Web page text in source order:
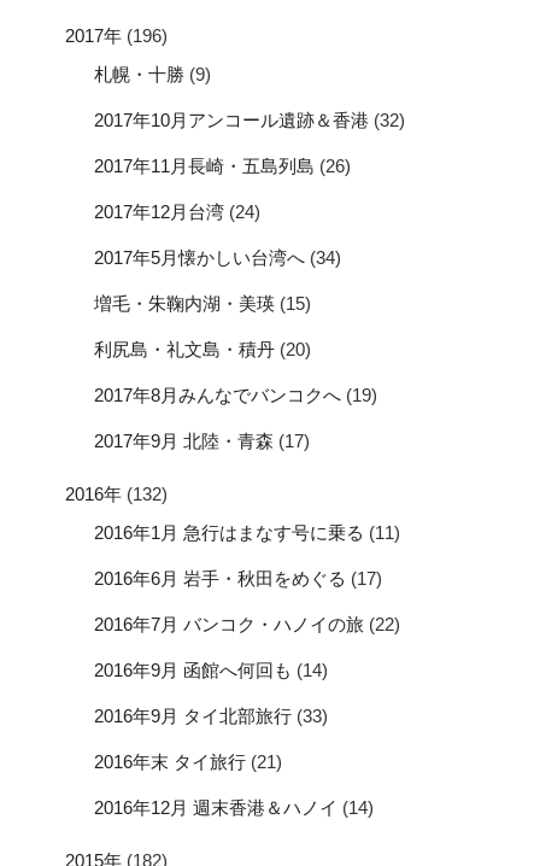
2017年 (196)
札幌・十勝 (9)
2017年10月アンコール遺跡＆香港 (32)
2017年11月長崎・五島列島 (26)
2017年12月台湾 (24)
2017年5月懐かしい台湾へ (34)
増毛・朱鞠内湖・美瑛 (15)
利尻島・礼文島・積丹 (20)
2017年8月みんなでバンコクへ (19)
2017年9月 北陸・青森 (17)
2016年 (132)
2016年1月 急行はまなす号に乗る (11)
2016年6月 岩手・秋田をめぐる (17)
2016年7月 バンコク・ハノイの旅 (22)
2016年9月 函館へ何回も (14)
2016年9月 タイ北部旅行 (33)
2016年末 タイ旅行 (21)
2016年12月 週末香港＆ハノイ (14)
2015年 (182)